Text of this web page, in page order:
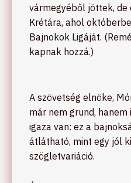
vármegyéből jöttek, de
Krétára, ahol
Bajnokok Ligáját.
kapnak hozzá.)
A szövetség elnöke,
már nem grund, hanem
igaza van: ez a
átlátható, mint egy jól
szögletvariáció.